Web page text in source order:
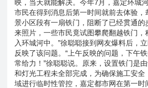
映，当天就能解决。今年7月，嘉定环城
市民在得到消息后第一时间就前去体验，
景小区段有一扇铁门，阻断了已经贯通的
来照片，一些市民竟试图攀爬翻越铁门，
入环城河中。”徐聪聪接到网友爆料后，
反映了该问题。“上午反映的问题，下午
常给力！”徐聪聪说。原来，设置铁门是
和灯光工程未全部完成，为确保施工安全
域进行临时性管控，嘉定都市网在第一时